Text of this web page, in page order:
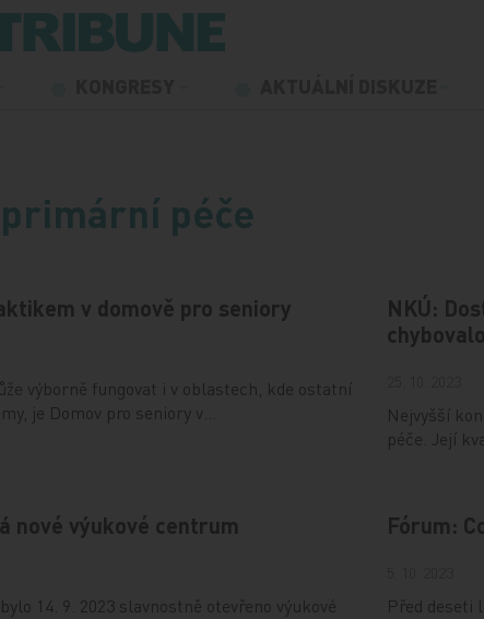
péče
v domově pro seniory
výborně fungovat i v oblastech, kde ostatní
je Domov pro seniory v…
NKÚ:
chybovalo
Nejvyšší
péče. Její
nové výukové centrum
14. 9. 2023 slavnostně otevřeno výukové
Fórum:
Před deseti